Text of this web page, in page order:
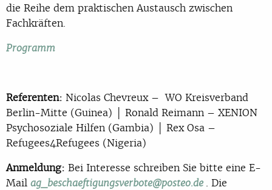
die Reihe dem praktischen Austausch zwischen
Fachkräften.
Programm
Referenten: Nicolas Chevreux – WO Kreisverband
Berlin-Mitte (Guinea) │ Ronald Reimann – XENION
Psychosoziale Hilfen (Gambia) │ Rex Osa –
Refugees4Refugees (Nigeria)
Anmeldung: Bei Interesse schreiben Sie bitte eine E-
Mail ag_beschaeftigungsverbote@posteo.de . Die